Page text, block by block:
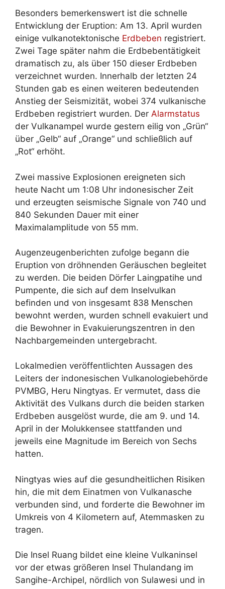
Besonders bemerkenswert ist die schnelle
Entwicklung der Eruption: Am 13. April wurden
einige vulkanotektonische Erdbeben registriert.
Zwei Tage später nahm die Erdbebentätigkeit
dramatisch zu, als über 150 dieser Erdbeben
verzeichnet wurden. Innerhalb der letzten 24
Stunden gab es einen weiteren bedeutenden
Anstieg der Seismizität, wobei 374 vulkanische
Erdbeben registriert wurden. Der Alarmstatus
der Vulkanampel wurde gestern eilig von „Grün“
über „Gelb“ auf „Orange“ und schließlich auf
„Rot“ erhöht.
Zwei massive Explosionen ereigneten sich
heute Nacht um 1:08 Uhr indonesischer Zeit
und erzeugten seismische Signale von 740 und
840 Sekunden Dauer mit einer
Maximalamplitude von 55 mm.
Augenzeugenberichten zufolge begann die
Eruption von dröhnenden Geräuschen begleitet
zu werden. Die beiden Dörfer Laingpatihe und
Pumpente, die sich auf dem Inselvulkan
befinden und von insgesamt 838 Menschen
bewohnt werden, wurden schnell evakuiert und
die Bewohner in Evakuierungszentren in den
Nachbargemeinden untergebracht.
Lokalmedien veröffentlichten Aussagen des
Leiters der indonesischen Vulkanologiebehörde
PVMBG, Heru Ningtyas. Er vermutet, dass die
Aktivität des Vulkans durch die beiden starken
Erdbeben ausgelöst wurde, die am 9. und 14.
April in der Molukkensee stattfanden und
jeweils eine Magnitude im Bereich von Sechs
hatten.
Ningtyas wies auf die gesundheitlichen Risiken
hin, die mit dem Einatmen von Vulkanasche
verbunden sind, und forderte die Bewohner im
Umkreis von 4 Kilometern auf, Atemmasken zu
tragen.
Die Insel Ruang bildet eine kleine Vulkaninsel
vor der etwas größeren Insel Thulandang im
Sangihe-Archipel, nördlich von Sulawesi und in